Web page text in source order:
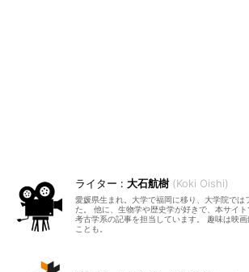
大石航樹 Koki Oishi
愛媛県生まれ。大学で福岡に移り、大学院では
た。 他に、生物学や歴史学が好きで、本サイト
考古学系の記事を担当しています。 趣味は映
ことも。